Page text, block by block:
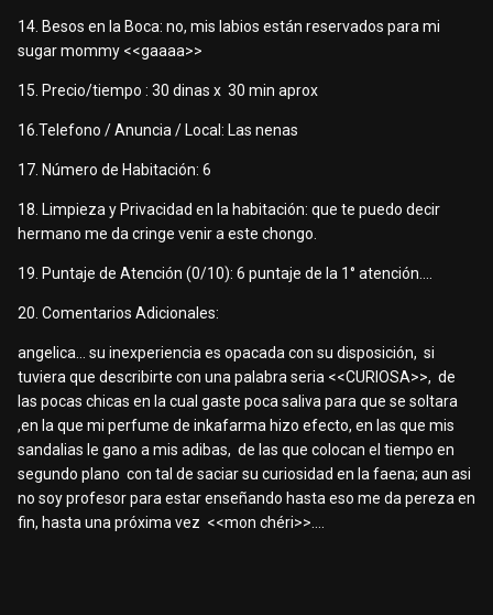
14. Besos en la Boca: no, mis labios están reservados para mi
sugar mommy <<gaaaa>>
15. Precio/tiempo : 30 dinas x 30 min aprox
16.Telefono / Anuncia / Local: Las nenas
17. Número de Habitación: 6
18. Limpieza y Privacidad en la habitación: que te puedo decir
hermano me da cringe venir a este chongo.
19. Puntaje de Atención (0/10): 6 puntaje de la 1° atención....
20. Comentarios Adicionales:
angelica… su inexperiencia es opacada con su disposición, si
tuviera que describirte con una palabra seria <<CURIOSA>>, de
las pocas chicas en la cual gaste poca saliva para que se soltara
,en la que mi perfume de inkafarma hizo efecto, en las que mis
sandalias le gano a mis adibas, de las que colocan el tiempo en
segundo plano con tal de saciar su curiosidad en la faena; aun asi
no soy profesor para estar enseñando hasta eso me da pereza en
fin, hasta una próxima vez <<mon chéri>>….